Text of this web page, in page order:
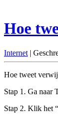
Hoe
Internet |
Hoe tweet
Stap 1. Ga naar
Stap 2. Klik het